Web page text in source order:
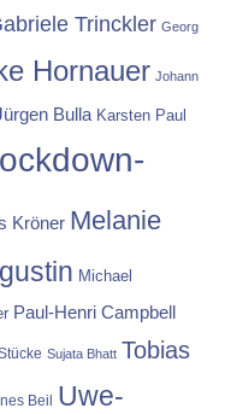
Trinckler Georg
Hornauer Johann
Bulla Karsten Paul
Kröner Melanie
Michael
Paul-Henri Campbell
Sujata Bhatt Tobias
Beil
Uwe-